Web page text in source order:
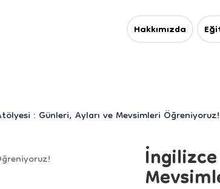
Hakkımızda
: Günleri, Ayları ve Mevsimleri Öğreniyoruz!